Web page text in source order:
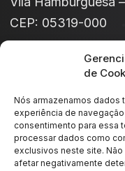
de
Nós armazenamos dados
experiência de
consentimento para essa
processar dados como
exclusivos neste site.
afetar negativamente
CEP: 05319-000
EMAIL